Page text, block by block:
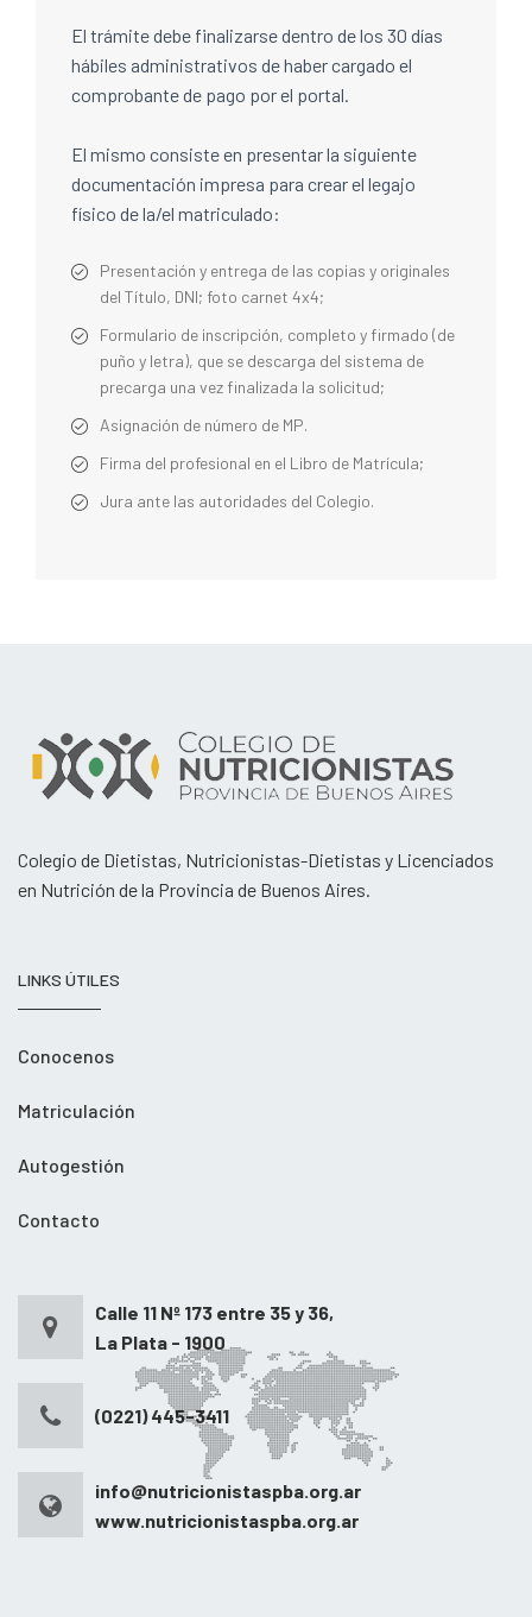
El trámite debe finalizarse dentro de los 30 días
hábiles administrativos de haber cargado el
comprobante de pago por el portal.
El mismo consiste en presentar la siguiente
documentación impresa para crear el legajo
físico de la/el matriculado:
Presentación y entrega de las copias y originales
del Título, DNI; foto carnet 4x4;
Formulario de inscripción, completo y firmado (de
puño y letra), que se descarga del sistema de
precarga una vez finalizada la solicitud;
Asignación de número de MP.
Firma del profesional en el Libro de Matrícula;
Jura ante las autoridades del Colegio.
Colegio de Dietistas, Nutricionistas-Dietistas y Licenciados
en Nutrición de la Provincia de Buenos Aires.
LINKS ÚTILES
Conocenos
Matriculación
Autogestión
Contacto
Calle 11 Nº 173 entre 35 y 36,
La Plata - 1900
(0221) 445-3411
info@nutricionistaspba.org.ar
www.nutricionistaspba.org.ar